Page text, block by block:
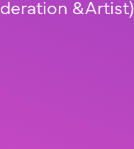
&Artist)